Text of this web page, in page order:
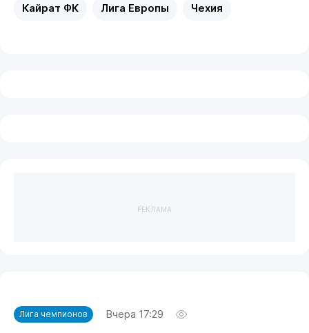
Кайрат ФК Лига Европы Чехия
РЕКЛАМА
Лига чемпионов Вчера 17:29